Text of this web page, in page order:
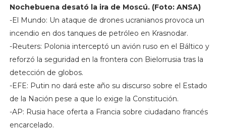
Nochebuena desató la ira de Moscú. (Foto: ANSA)
-El Mundo: Un ataque de drones ucranianos provoca un
incendio en dos tanques de petróleo en Krasnodar.
-Reuters: Polonia interceptó un avión ruso en el Báltico y
reforzó la seguridad en la frontera con Bielorrusia tras la
detección de globos.
-EFE: Putin no dará este año su discurso sobre el Estado
de la Nación pese a que lo exige la Constitución.
-AP: Rusia hace oferta a Francia sobre ciudadano francés
encarcelado.